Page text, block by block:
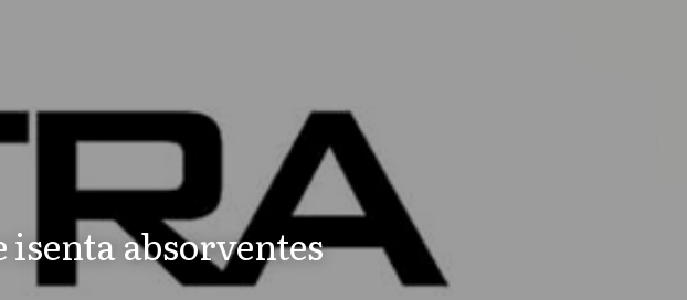
absorventes